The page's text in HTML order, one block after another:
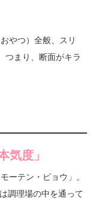
やつ）全般、スリ
つまり、断面がキラ
気度」
ーテン・ピョウ」。
調理場の中を通って